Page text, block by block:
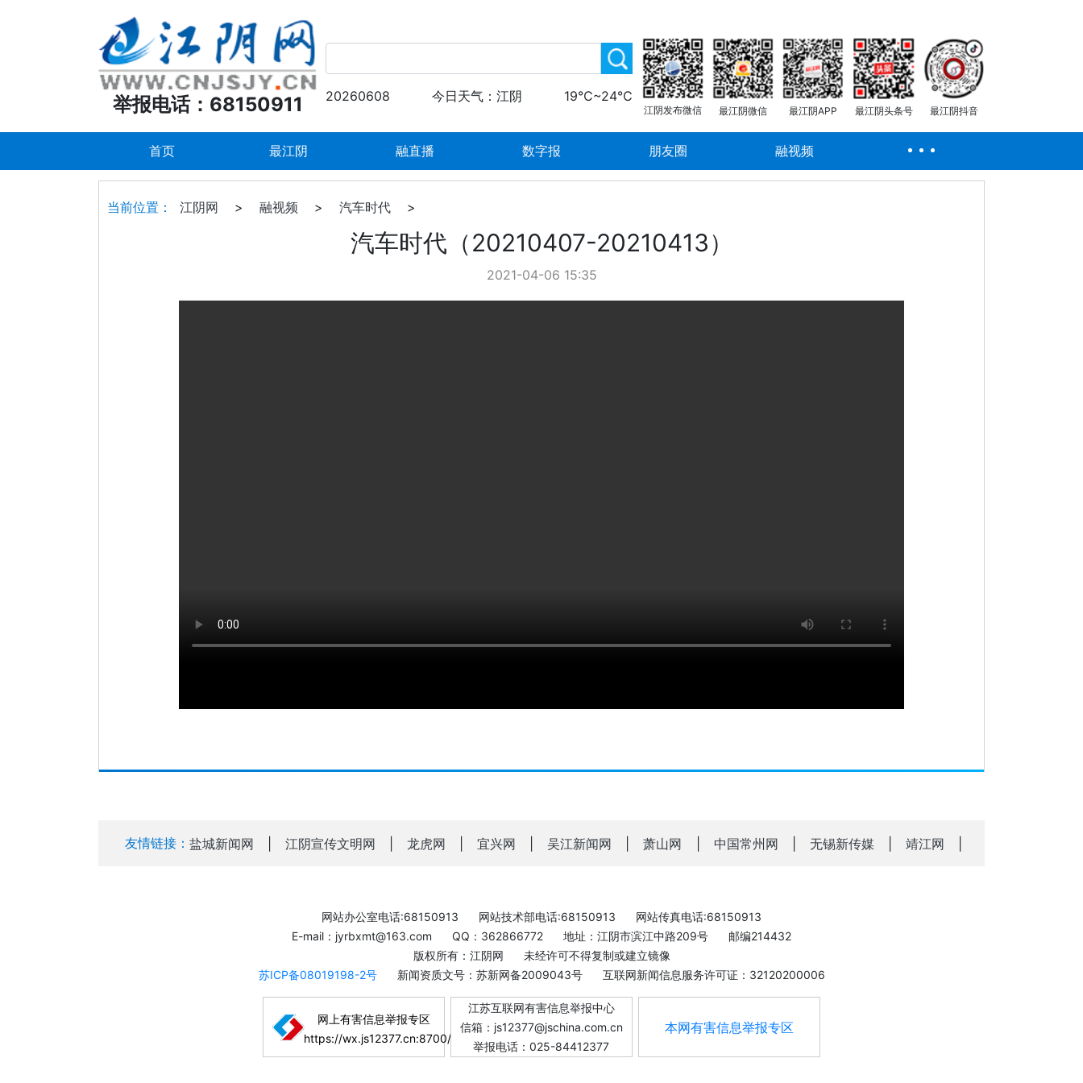
举报电话：68150911 20260608 今日天气：江阴 19℃~24℃
江阴发布微信 最江阴微信 最江阴APP 最江阴头条号 最江阴抖音
首页 最江阴 融直播 数字报 朋友圈 融视频
当前位置： 江阴网 > 融视频 > 汽车时代 >
汽车时代（20210407-20210413）
2021-04-06 15:35
友情链接： 盐城新闻网 江阴宣传文明网 龙虎网 宜兴网 吴江新闻网 萧山网 中国常州网 无锡新传媒 靖江网
网站办公室电话:68150913 网站技术部电话:68150913
网站传真电话:68150913
E-mail：jyrbxmt@163.com
QQ：362866772 地址：江阴市滨江中路209号
邮编214432
版权所有：江阴网
未经许可不得复制或建立镜像
苏ICP备08019198-2号
新闻资质文号：苏新网备2009043号 互联网新闻信息服务许可证：32120200006
网上有害信息举报专区
https://wx.js12377.cn:8700/
江苏互联网有害信息举报中心
信箱：js12377@jschina.com.cn
举报电话：025-84412377
本网有害信息举报专区